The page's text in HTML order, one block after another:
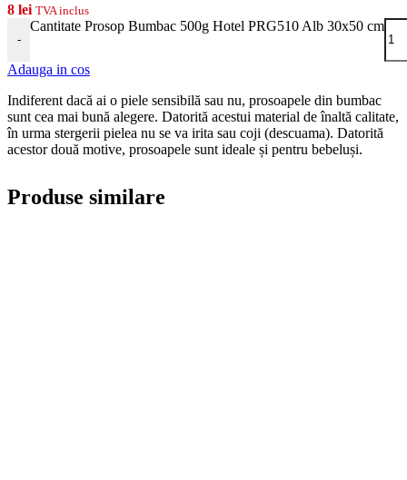
8 lei TVA inclus
-
Cantitate Prosop Bumbac 500g Hotel PRG510 Alb 30x50 cm
Adauga in cos
Indiferent dacă ai o piele sensibilă sau nu, prosoapele din bumbac
sunt cea mai bună alegere. Datorită acestui material de înaltă calitate,
în urma stergerii pielea nu se va irita sau coji (descuama). Datorită
acestor două motive, prosoapele sunt ideale și pentru bebeluși.
Produse similare